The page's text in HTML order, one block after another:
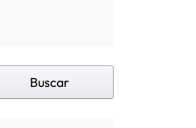
Buscar